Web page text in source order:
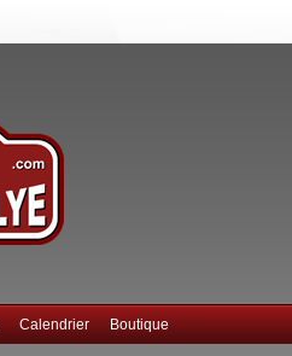
Calendrier Boutique